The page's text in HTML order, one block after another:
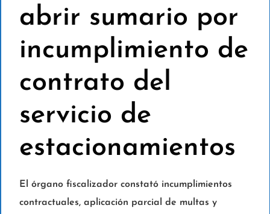
abrir sumario por
incumplimiento de
contrato del
servicio de
estacionamientos
El órgano fiscalizador constató incumplimientos
contractuales, aplicación parcial de multas y